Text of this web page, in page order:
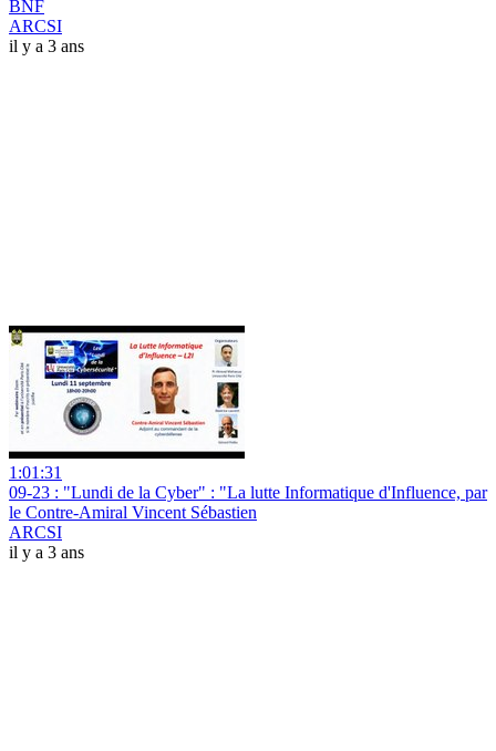
BNF
ARCSI
il y a 3 ans
1:01:31
09-23 : "Lundi de la Cyber" : "La lutte Informatique d'Influence, par
le Contre-Amiral Vincent Sébastien
ARCSI
il y a 3 ans